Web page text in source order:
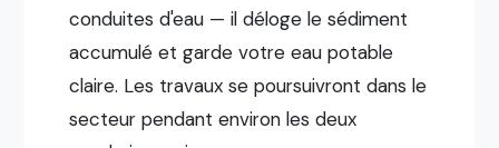
conduites d'eau — il déloge le sédiment
accumulé et garde votre eau potable
claire. Les travaux se poursuivront dans le
secteur pendant environ les deux